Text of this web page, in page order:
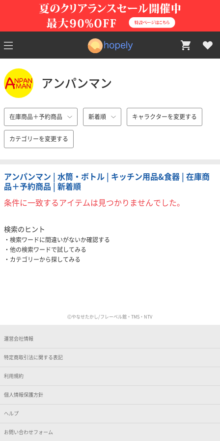
アンパンマン
在庫商品＋予約商品 新着順 キャラクターを変更する
カテゴリーを変更する
アンパンマン | 水筒・ボトル | キッチン用品&食器 | 在庫商
品＋予約商品 | 新着順
条件に一致するアイテムは見つかりませんでした。
検索のヒント
検索ワードに間違いがないか確認する
他の検索ワードで試してみる
カテゴリーから探してみる
Ⓒやなせたかし/フレーベル館・TMS・NTV
運営会社情報
特定商取引法に関する表記
利用規約
個人情報保護方針
ヘルプ
お問い合わせフォーム